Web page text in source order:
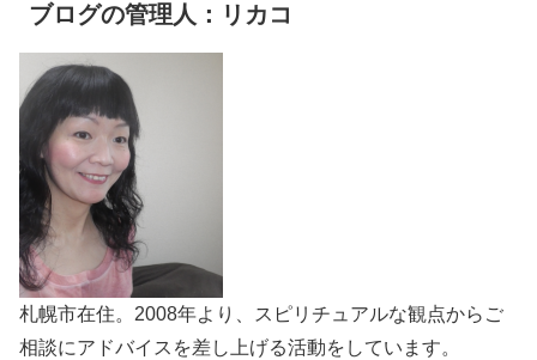
ブログの管理人：リカコ
札幌市在住。2008年より、スピリチュアルな観点からご
相談にアドバイスを差し上げる活動をしています。